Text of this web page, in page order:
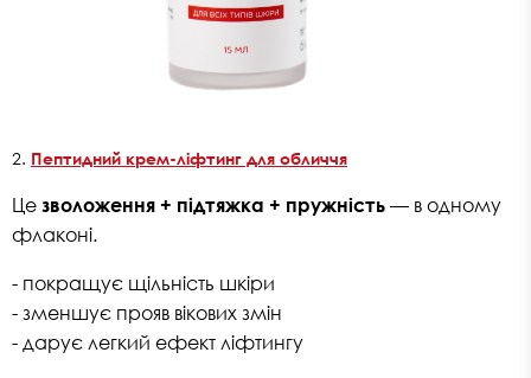
2. Пептидний крем-ліфтинг для обличчя
Це зволоження + підтяжка + пружність— в одному
флаконі.
- покращує щільність шкіри
- зменшує прояв вікових змін
- дарує легкий ефект ліфтингу